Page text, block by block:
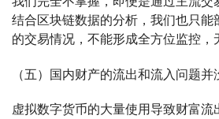
结合区块链数据的分析，我们也只能
的交易情况，不能形成全方位监控，
（五）国内财产的流出和流入问题并
虚拟数字货币的大量使用导致财富流